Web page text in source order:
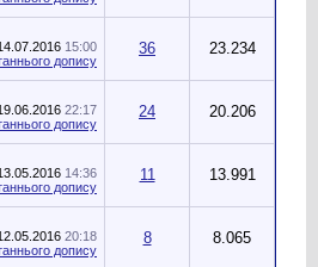
15:00
36 23.234
22:17
24 20.206
14:36
11 13.991
20:18
8 8.065